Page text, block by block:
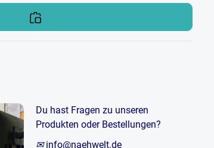
Du hast Fragen zu unseren
Produkten oder Bestellungen?
✉ info@naehwelt.de